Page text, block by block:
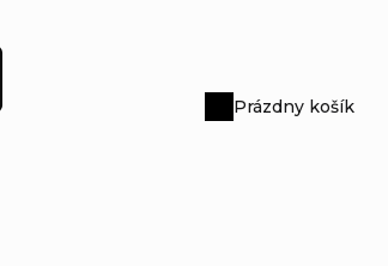
Nákupný
Prázdny košík